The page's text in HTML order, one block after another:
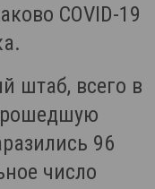
COVID-19
штаб, всего в
96
число